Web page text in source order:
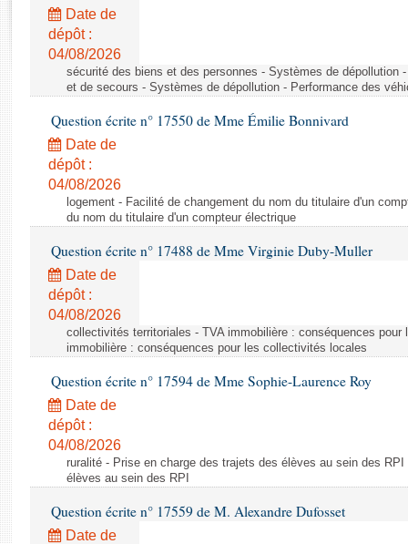
Rapports législatifs
Rapports sur l'application des lois
Baromètre de l’application des lois
Dossiers législatifs
Budget et sécurité sociale
Questions écrites et orales
Comptes rendus des débats
Date de
dépôt :
04/08/2026
sécurité des biens et des personnes - Systèmes de dépollution
et de secours - Systèmes de dépollution - Performance des
Question écrite n° 17550 de Mme Émilie Bonnivard
Date de
dépôt :
04/08/2026
logement - Facilité de changement du nom du titulaire d'un
du nom du titulaire d'un compteur électrique
Question écrite n° 17488 de Mme Virginie Duby-Muller
Date de
dépôt :
04/08/2026
collectivités territoriales - TVA immobilière : conséquences
immobilière : conséquences pour les collectivités locales
Question écrite n° 17594 de Mme Sophie-Laurence Roy
Date de
dépôt :
04/08/2026
ruralité - Prise en charge des trajets des élèves au sein des
élèves au sein des RPI
Question écrite n° 17559 de M. Alexandre Dufosset
Date de